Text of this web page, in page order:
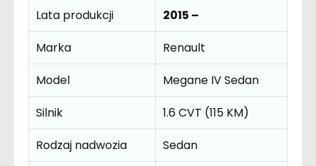
Lata produkcji
2015 –
Marka
Renault
Model
Megane IV Sedan
Silnik
1.6 CVT (115 KM)
Rodzaj nadwozia
Sedan